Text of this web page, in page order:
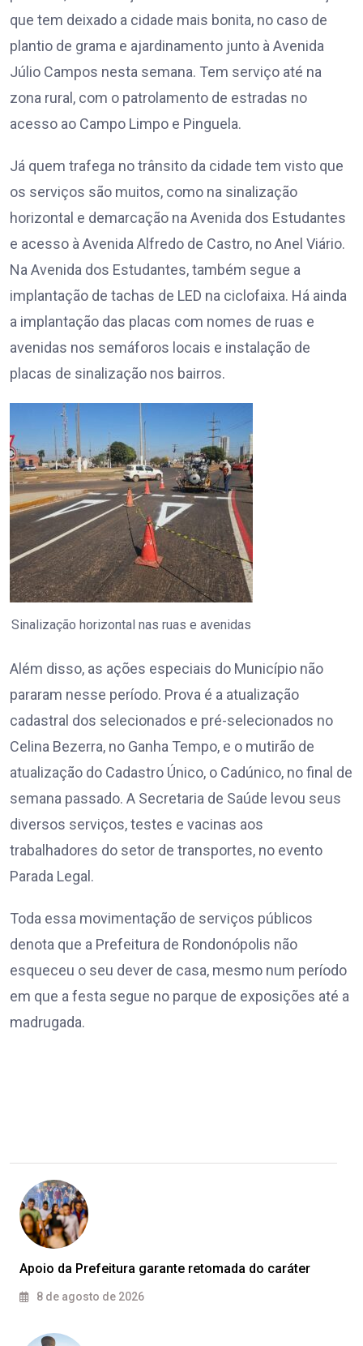
que tem deixado a cidade mais bonita, no caso de
plantio de grama e ajardinamento junto à Avenida
Júlio Campos nesta semana. Tem serviço até na
zona rural, com o patrolamento de estradas no
acesso ao Campo Limpo e Pinguela.
Já quem trafega no trânsito da cidade tem visto que
os serviços são muitos, como na sinalização
horizontal e demarcação na Avenida dos Estudantes
e acesso à Avenida Alfredo de Castro, no Anel Viário.
Na Avenida dos Estudantes, também segue a
implantação de tachas de LED na ciclofaixa. Há ainda
a implantação das placas com nomes de ruas e
avenidas nos semáforos locais e instalação de
placas de sinalização nos bairros.
Sinalização horizontal nas ruas e avenidas
Além disso, as ações especiais do Município não
pararam nesse período. Prova é a atualização
cadastral dos selecionados e pré-selecionados no
Celina Bezerra, no Ganha Tempo, e o mutirão de
atualização do Cadastro Único, o Cadúnico, no final de
semana passado. A Secretaria de Saúde levou seus
diversos serviços, testes e vacinas aos
trabalhadores do setor de transportes, no evento
Parada Legal.
Toda essa movimentação de serviços públicos
denota que a Prefeitura de Rondonópolis não
esqueceu o seu dever de casa, mesmo num período
em que a festa segue no parque de exposições até a
madrugada.
Apoio da Prefeitura garante retomada do caráter
8 de agosto de 2026